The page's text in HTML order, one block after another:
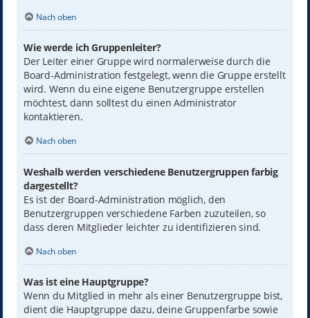
Nach oben
Wie werde ich Gruppenleiter?
Der Leiter einer Gruppe wird normalerweise durch die
Board-Administration festgelegt, wenn die Gruppe erstellt
wird. Wenn du eine eigene Benutzergruppe erstellen
möchtest, dann solltest du einen Administrator
kontaktieren.
Nach oben
Weshalb werden verschiedene Benutzergruppen farbig
dargestellt?
Es ist der Board-Administration möglich, den
Benutzergruppen verschiedene Farben zuzuteilen, so
dass deren Mitglieder leichter zu identifizieren sind.
Nach oben
Was ist eine Hauptgruppe?
Wenn du Mitglied in mehr als einer Benutzergruppe bist,
dient die Hauptgruppe dazu, deine Gruppenfarbe sowie